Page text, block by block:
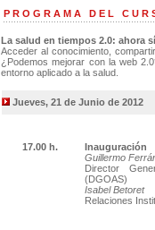
P R O G R A M A D E L C U R
La salud en tiempos 2.0: ahora
Acceder al conocimiento,
¿Podemos mejorar con la web
entorno aplicado a la salud.
Jueves, 21 de Junio de 2012
17.00 h.
Inauguración
Guillermo
Director
(DGOAS)
Isabel Betoret
Relaciones